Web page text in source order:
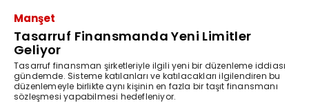
Manşet
Tasarruf Finansmanda Yeni Limitler
Geliyor
Tasarruf finansman şirketleriyle ilgili yeni bir düzenleme iddiası
gündemde. Sisteme katılanları ve katılacakları ilgilendiren bu
düzenlemeyle birlikte aynı kişinin en fazla bir taşıt finansmanı
sözleşmesi yapabilmesi hedefleniyor.